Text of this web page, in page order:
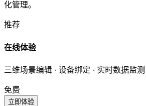
化管理。
推荐
在线体验
三维场景编辑 · 设备绑定 · 实时数据监测
免费
立即体验